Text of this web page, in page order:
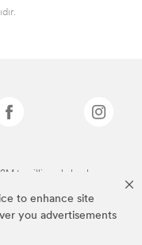
to enhance site
you advertisements
tescilli markalarıdır.